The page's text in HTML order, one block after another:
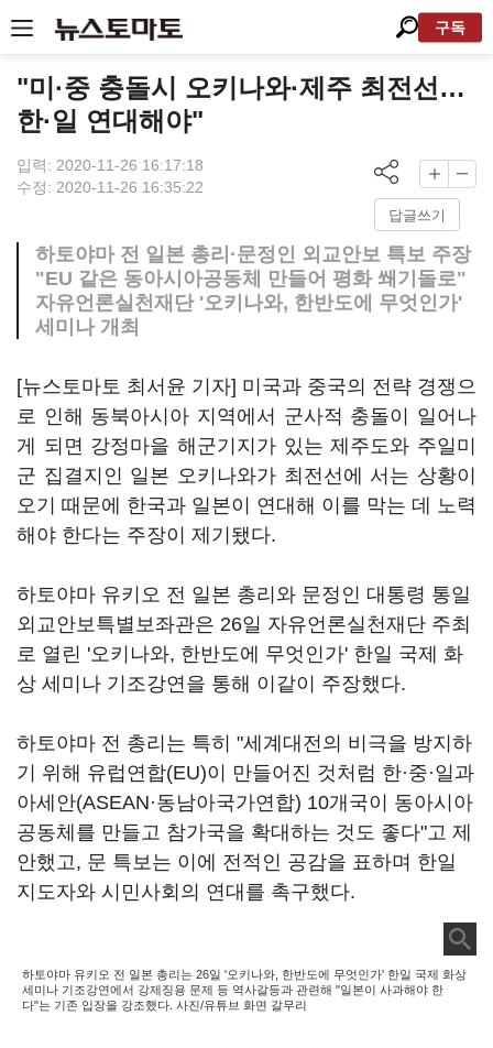
구독
"미·중 충돌시 오키나와·제주 최전선…
한·일 연대해야"
입력: 2020-11-26 16:17:18
수정: 2020-11-26 16:35:22
답글쓰기
하토야마 전 일본 총리·문정인 외교안보 특보 주장
"EU 같은 동아시아공동체 만들어 평화 쐐기돌로"
자유언론실천재단 '오키나와, 한반도에 무엇인가'
세미나 개최
[뉴스토마토 최서윤 기자] 미국과 중국의 전략 경쟁으
로 인해 동북아시아 지역에서 군사적 충돌이 일어나
게 되면 강정마을 해군기지가 있는 제주도와 주일미
군 집결지인 일본 오키나와가 최전선에 서는 상황이
오기 때문에 한국과 일본이 연대해 이를 막는 데 노력
해야 한다는 주장이 제기됐다.
하토야마 유키오 전 일본 총리와 문정인 대통령 통일
외교안보특별보좌관은 26일 자유언론실천재단 주최
로 열린 '오키나와, 한반도에 무엇인가' 한일 국제 화
상 세미나 기조강연을 통해 이같이 주장했다.
하토야마 전 총리는 특히 "세계대전의 비극을 방지하
기 위해 유럽연합(EU)이 만들어진 것처럼 한·중·일과
아세안(ASEAN·동남아국가연합) 10개국이 동아시아
공동체를 만들고 참가국을 확대하는 것도 좋다"고 제
안했고, 문 특보는 이에 전적인 공감을 표하며 한일
지도자와 시민사회의 연대를 촉구했다.
하토야마 유키오 전 일본 총리는 26일 '오키나와, 한반도에 무엇인가' 한일 국제 화상
세미나 기조강연에서 강제징용 문제 등 역사갈등과 관련해 "일본이 사과해야 한
다"는 기존 입장을 강조했다. 사진/유튜브 화면 갈무리